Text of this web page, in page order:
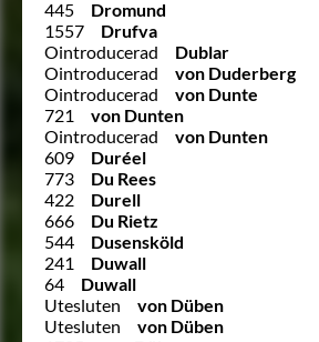
445
Dromund
1557
Drufva
Ointroducerad
Dublar
Ointroducerad
von Duderberg
Ointroducerad
von Dunte
721
von Dunten
Ointroducerad
von Dunten
609
Duréel
773
Du Rees
422
Durell
666
Du Rietz
544
Dusensköld
241
Duwall
64
Duwall
Utesluten
von Düben
Utesluten
von Düben